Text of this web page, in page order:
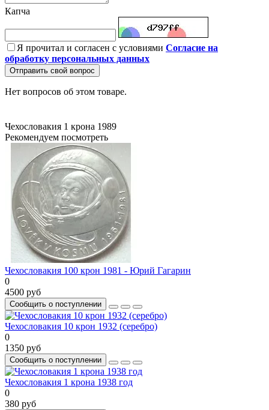
Капча
Я прочитал и согласен с условиями Согласие на
обработку персональных данных
Отправить свой вопрос
Нет вопросов об этом товаре.
Чехословакия 1 крона 1989
Рекомендуем посмотреть
Чехословакия 100 крон 1981 - Юрий Гагарин
0
4500 руб
Сообщить о поступлении
Чехословакия 10 крон 1932 (серебро)
0
1350 руб
Сообщить о поступлении
Чехословакия 1 крона 1938 год
0
380 руб